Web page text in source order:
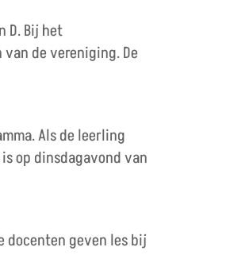
D. Bij het
de vereniging. De
Als de leerling
op dinsdagavond van
docenten geven les bij